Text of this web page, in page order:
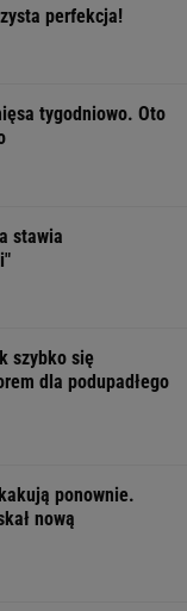
perfekcja!
tygodniowo. Oto
stawia
szybko się
dla podupadłego
ponownie.
nową